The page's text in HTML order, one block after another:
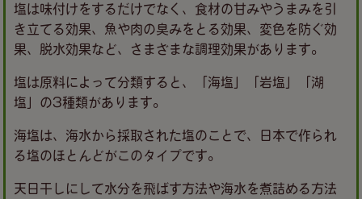
塩は味付けをするだけでなく、食材の甘みやうまみを引
き立てる効果、魚や肉の臭みをとる効果、変色を防ぐ効
果、脱水効果など、さまざまな調理効果があります。
塩は原料によって分類すると、「海塩」「岩塩」「湖
塩」の3種類があります。
海塩は、海水から採取された塩のことで、日本で作られ
る塩のほとんどがこのタイプです。
天日干しにして水分を飛ばす方法や海水を煮詰める方法